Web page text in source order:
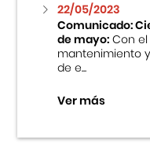
Fondo Editorial
Teatro Peruano
22/05/2023
Comunicado:
de mayo:Con el
mantenimiento
de e...
Ver más